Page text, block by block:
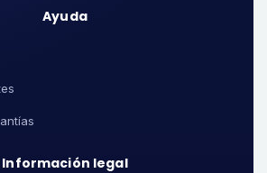
Ayuda
Información legal